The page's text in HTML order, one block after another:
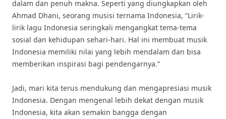
dalam dan penuh makna. Seperti yang diungkapkan oleh
Ahmad Dhani, seorang musisi ternama Indonesia, “Lirik-
lirik lagu Indonesia seringkali mengangkat tema-tema
sosial dan kehidupan sehari-hari. Hal ini membuat musik
Indonesia memiliki nilai yang lebih mendalam dan bisa
memberikan inspirasi bagi pendengarnya.”
Jadi, mari kita terus mendukung dan mengapresiasi musik
Indonesia. Dengan mengenal lebih dekat dengan musik
Indonesia, kita akan semakin bangga dengan